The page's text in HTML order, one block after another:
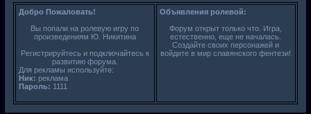
Добро Пожаловать!
Вы попали на ролевую игру по
произведениям Ю. Никитина
Регистрируйтесь и подключайтесь к
развитию форума.
Для рекламы используйте:
Ник: реклама
Пароль: 1111
Объявления ролевой:
Форум открыт только что. Игра,
естественно, еще не началась.
Создайте своих персонажей и
войдите в мир славянского фентези!